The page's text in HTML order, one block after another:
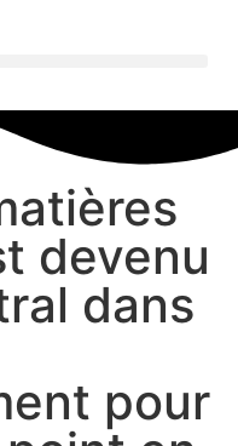
devenu
dans
pour